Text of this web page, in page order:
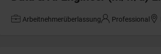
Arbeitnehmerüberlassung Professional